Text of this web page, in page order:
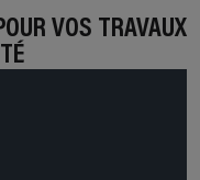
VOS TRAVAUX